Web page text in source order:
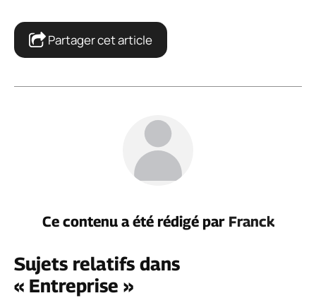
Partager cet article
Ce contenu a été rédigé par Franck
Sujets relatifs dans
« Entreprise »